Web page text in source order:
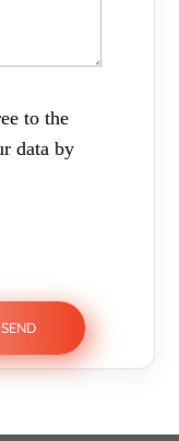
to the
data by